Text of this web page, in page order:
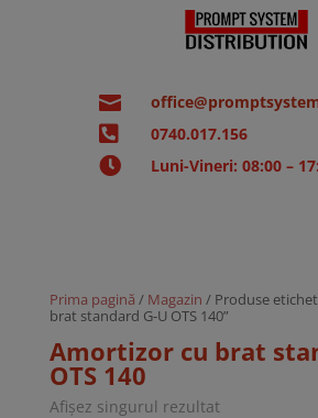

 0740.017.156
 Luni-Vineri: 08:00 –
Prima pagină / Magazin / Produse
brat standard G-U OTS 140”
Amortizor cu brat
OTS 140
Afișez singurul rezultat